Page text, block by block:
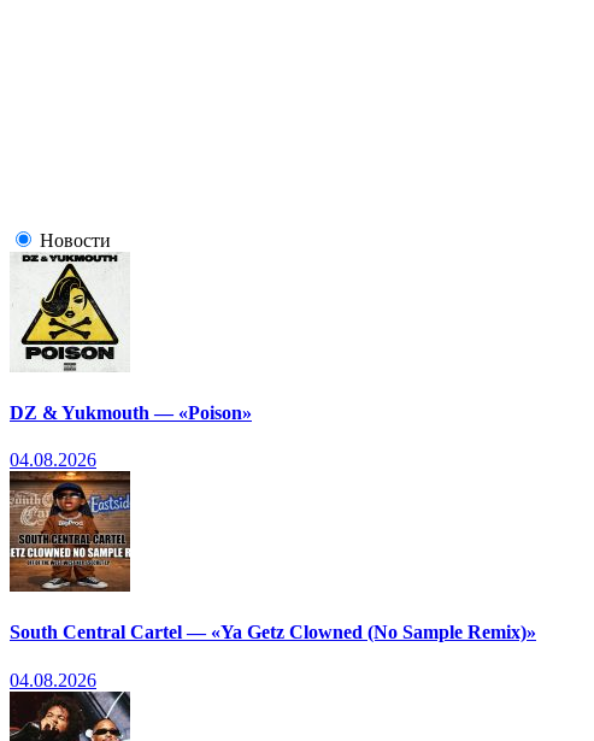
Новости
DZ & Yukmouth — «Poison»
04.08.2026
South Central Cartel — «Ya Getz Clowned (No Sample Remix)»
04.08.2026